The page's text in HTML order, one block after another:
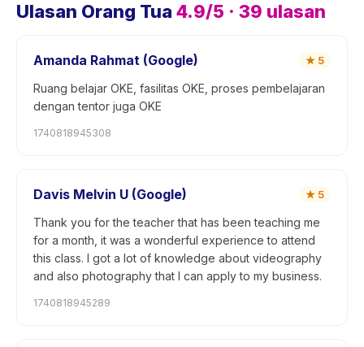
Ulasan Orang Tua 4.9/5 · 39 ulasan
Amanda Rahmat (Google) ★ 5
Ruang belajar OKE, fasilitas OKE, proses pembelajaran
dengan tentor juga OKE
1740818945308
Davis Melvin U (Google) ★ 5
Thank you for the teacher that has been teaching me
for a month, it was a wonderful experience to attend
this class. I got a lot of knowledge about videography
and also photography that I can apply to my business.
1740818945289